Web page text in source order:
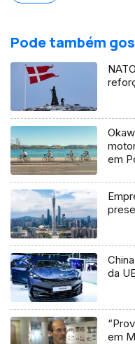
Pode também
em
da
em